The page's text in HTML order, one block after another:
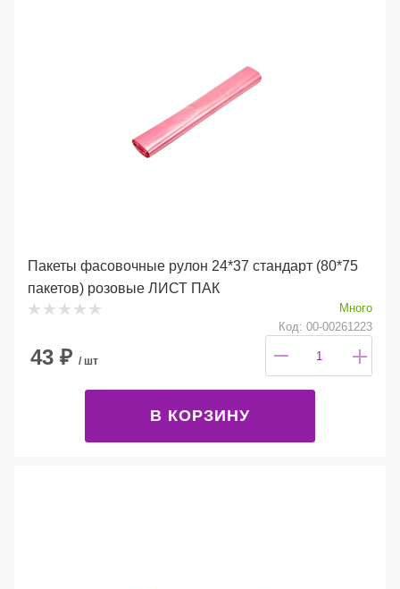
Пакеты фасовочные рулон 24*37 стандарт (80*75
пакетов) розовые ЛИСТ ПАК
Много
Код: 00-00261223
43 ₽ / шт
В КОРЗИНУ